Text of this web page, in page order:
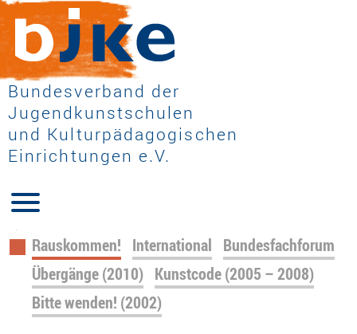
Bundesverband der
Jugendkunstschulen
und Kulturpädagogischen
Einrichtungen e.V.
Navigation
überspringen
Rauskommen! International Bundesfachforum
Übergänge (2010) Kunstcode (2005 – 2008)
Bitte wenden! (2002)